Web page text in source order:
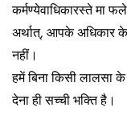
कर्मण्येवाधिकारस्ते मा
अर्थात्, आपके अधिकार
नहीं।
हमें बिना किसी लालसा के
देना ही सच्ची भक्ति है।